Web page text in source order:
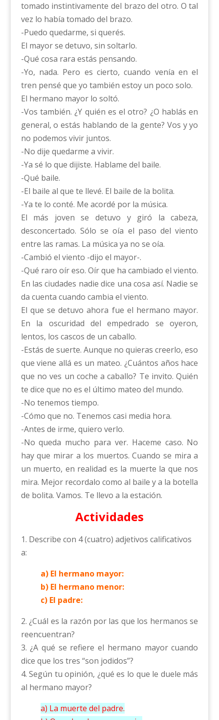
tomado instintivamente del brazo del otro. O tal
vez lo había tomado del brazo.
-Puedo quedarme, si querés.
El mayor se detuvo, sin soltarlo.
-Qué cosa rara estás pensando.
-Yo, nada. Pero es cierto, cuando venía en el
tren pensé que yo también estoy un poco solo.
El hermano mayor lo soltó.
-Vos también. ¿Y quién es el otro? ¿O hablás en
general, o estás hablando de la gente? Vos y yo
no podemos vivir juntos.
-No dije quedarme a vivir.
-Ya sé lo que dijiste. Hablame del baile.
-Qué baile.
-El baile al que te llevé. El baile de la bolita.
-Ya te lo conté. Me acordé por la música.
El más joven se detuvo y giró la cabeza,
desconcertado. Sólo se oía el paso del viento
entre las ramas. La música ya no se oía.
-Cambió el viento -dijo el mayor-.
-Qué raro oír eso. Oír que ha cambiado el viento.
En las ciudades nadie dice una cosa así. Nadie se
da cuenta cuando cambia el viento.
El que se detuvo ahora fue el hermano mayor.
En la oscuridad del empedrado se oyeron,
lentos, los cascos de un caballo.
-Estás de suerte. Aunque no quieras creerlo, eso
que viene allá es un mateo. ¿Cuántos años hace
que no ves un coche a caballo? Te invito. Quién
te dice que no es el último mateo del mundo.
-No tenemos tiempo.
-Cómo que no. Tenemos casi media hora.
-Antes de irme, quiero verlo.
-No queda mucho para ver. Haceme caso. No
hay que mirar a los muertos. Cuando se mira a
un muerto, en realidad es la muerte la que nos
mira. Mejor recordalo como al baile y a la botella
de bolita. Vamos. Te llevo a la estación.
Actividades
1. Describe con 4 (cuatro) adjetivos calificativos
a:
a) El hermano mayor:
b) El hermano menor:
c) El padre:
2. ¿Cuál es la razón por las que los hermanos se
reencuentran?
3. ¿A qué se refiere el hermano mayor cuando
dice que los tres “son jodidos”?
4. Según tu opinión, ¿qué es lo que le duele más
al hermano mayor?
a) La muerte del padre.